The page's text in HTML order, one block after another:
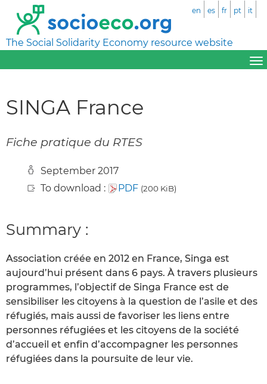
The Social Solidarity Economy resource website
en es fr pt it
SINGA France
Fiche pratique du RTES
September 2017
To download :
PDF (200 KiB)
Summary :
Association créée en 2012 en France, Singa est
aujourd’hui présent dans 6 pays. À travers plusieurs
programmes, l’objectif de Singa France est de
sensibiliser les citoyens à la question de l’asile et des
réfugiés, mais aussi de favoriser les liens entre
personnes réfugiées et les citoyens de la société
d’accueil et enfin d’accompagner les personnes
réfugiées dans la poursuite de leur vie.